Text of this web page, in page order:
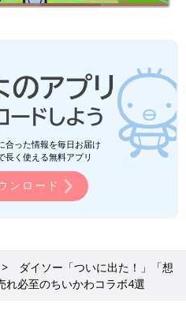
合った情報を毎日お届け
長く使える無料アプリ
ンロード
ダイソー「ついに出た！」「想
れ必至のちいかわコラボ4選